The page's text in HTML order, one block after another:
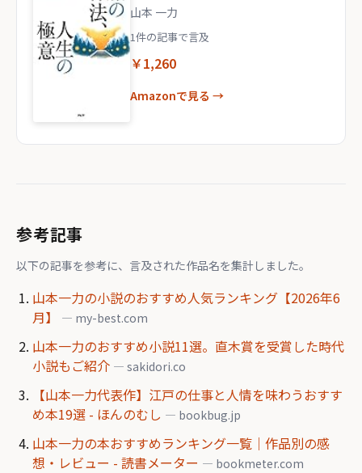
山本 一力
1件の記事で言及
￥1,260
Amazonで見る →
参考記事
以下の記事を参考に、言及された作品名を集計しました。
山本一力の小説のおすすめ人気ランキング【2026年6
月】
— my-best.com
山本一力のおすすめ小説11選。直木賞を受賞した時代
小説もご紹介 — sakidori.co
【山本一力代表作】江戸の仕事と人情を味わうおすす
め本19選 - ほんのむし — bookbug.jp
山本一力の本おすすめランキング一覧｜作品別の感
想・レビュー - 読書メーター — bookmeter.com